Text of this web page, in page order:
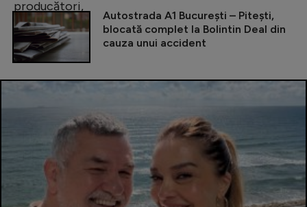
Autostrada A1 București – Pitești,
blocată complet la Bolintin Deal din
cauza unui accident